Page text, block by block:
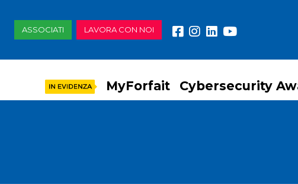
ASSOCIATI LAVORA CON NOI
MyForfait Cybersecurity